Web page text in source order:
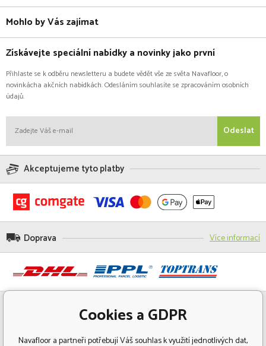
Mohlo by Vás zajímat
Získávejte speciální nabídky a novinky jako první
Přihlaste se k odběru newsletteru a budete vědět vše ze světa Navafloor, o
novinkácha akčních nabídkách. Odesláním souhlasíte se zpracováním osobních
údajů.
Odeslat
Akceptujeme tyto platby
Doprava Více informací
Cookies a GDPR
Navafloor a partneři potřebují Váš souhlas k využití jednotlivých dat,